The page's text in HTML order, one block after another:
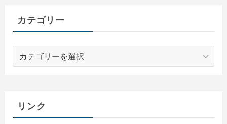
カテゴリー
ーリンク